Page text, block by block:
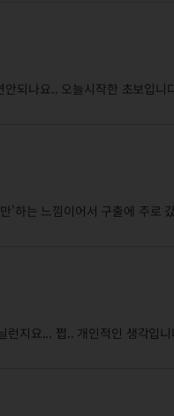
되나요.. 오늘시작한 초보입니
'하는 느낌이어서 구출에 주로
런지요... 쩝.. 개인적인 생각입